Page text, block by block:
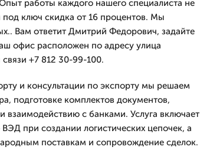
работы каждого нашего специалиста не
под ключ скидка от 16 процентов. Мы
Вам ответит Дмитpий Федорович, задайте
офис расположен по адресу улица
+7 812 30-99-100.
и консультации по экспорту мы решаем
подготовке комплектов документов,
с банками. Услуга включает
при создании логистических цепочек, а
поставкам и сопровождение сделок.